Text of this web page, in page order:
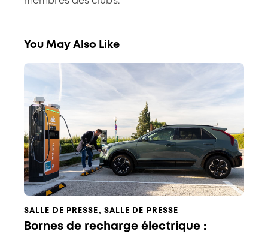
You May Also Like
SALLE DE PRESSE, SALLE DE PRESSE
Bornes de recharge électrique :